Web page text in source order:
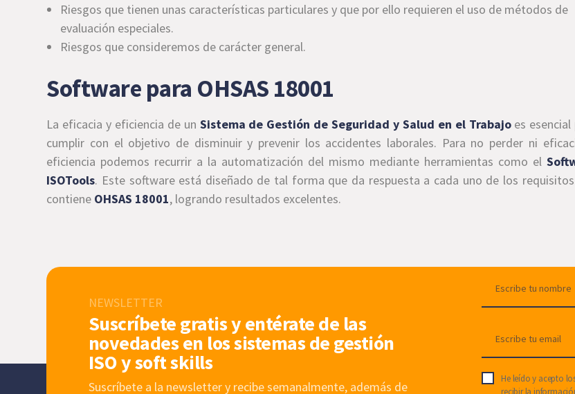
Riesgos que tienen unas características particulares y que por ello requieren el uso de métodos de
evaluación especiales.
Riesgos que consideremos de carácter general.
Software para OHSAS 18001
La eficacia y eficiencia de un Sistema de Gestión de Seguridad y Salud en el Trabajoes esencial
cumplir con el objetivo de disminuir y prevenir los accidentes laborales. Para no perder ni
eficiencia podemos recurrir a la automatización del mismo mediante herramientas como el
ISOTools. Este software está diseñado de tal forma que da respuesta a cada uno de los
contiene OHSAS 18001, logrando resultados excelentes.
NEWSLETTER
Suscríbete gratis y entérate de las
novedades en los sistemas de gestión
ISO y soft skills
Suscríbete a la newsletter y recibe semanalmente, además de
He leído y acepto